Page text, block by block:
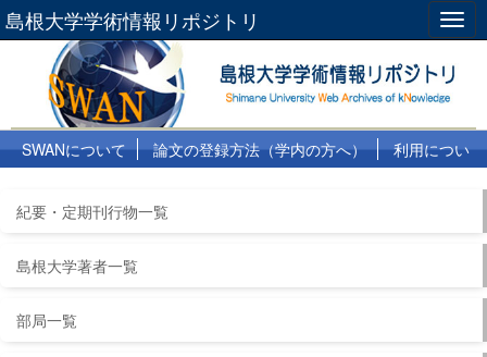
島根大学学術情報リポジトリ
SWANについて 論文の登録方法（学内の方へ）
利用につい
紀要・定期刊行物一覧
島根大学著者一覧
部局一覧